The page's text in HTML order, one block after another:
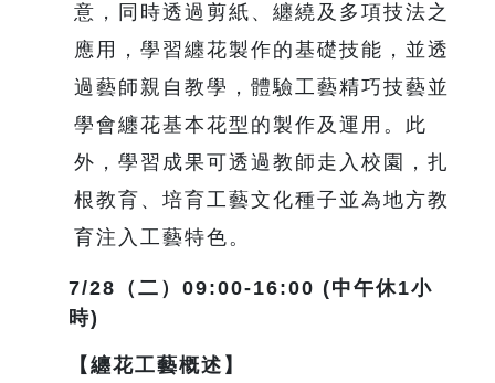
意，同時透過剪紙、纏繞及多項技法之
應用，學習纏花製作的基礎技能，並透
過藝師親自教學，體驗工藝精巧技藝並
學會纏花基本花型的製作及運用。此
外，學習成果可透過教師走入校園，扎
根教育、培育工藝文化種子並為地方教
育注入工藝特色。
7/28 （二）09:00-16:00 (中午休1小
時)
【纏花工藝概述】